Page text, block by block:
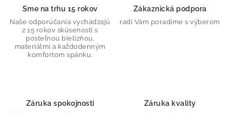
Sme na trhu 15 rokov
Naše odporúčania vychádzajú
z 15 rokov skúseností s
posteľnou bielizňou,
materiálmi a každodenným
komfortom spánku.
Zákaznícká podpora
radi Vám poradíme s výberom
Záruka spokojnosti Záruka kvality